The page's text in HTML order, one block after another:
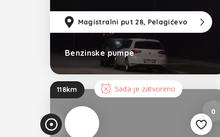
Magistralni put 28, Pelagićevo
Benzinske pumpe
Bosna i Hercegovina
118km Sada je zatvoreno
0